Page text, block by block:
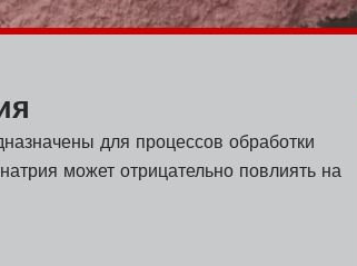
для процессов обработки
может отрицательно повлиять на